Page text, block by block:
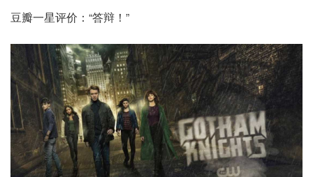
豆瓣一星评价：“答辩！”